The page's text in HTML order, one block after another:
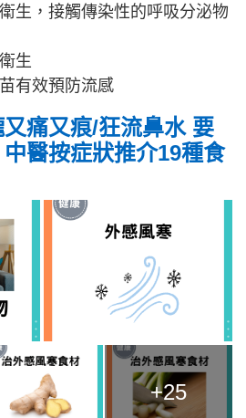
生，接觸傳染性的呼吸分泌物
生
有效預防流感
又痛又痕/狂流鼻水 要
醫按症狀推介19種食
+25